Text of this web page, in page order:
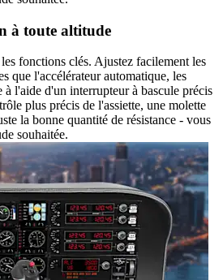
à toute altitude
fonctions clés. Ajustez facilement les
que l'accélérateur automatique, les
à l'aide d'un interrupteur à bascule précis
plus précis de l'assiette, une molette
la bonne quantité de résistance - vous
souhaitée.